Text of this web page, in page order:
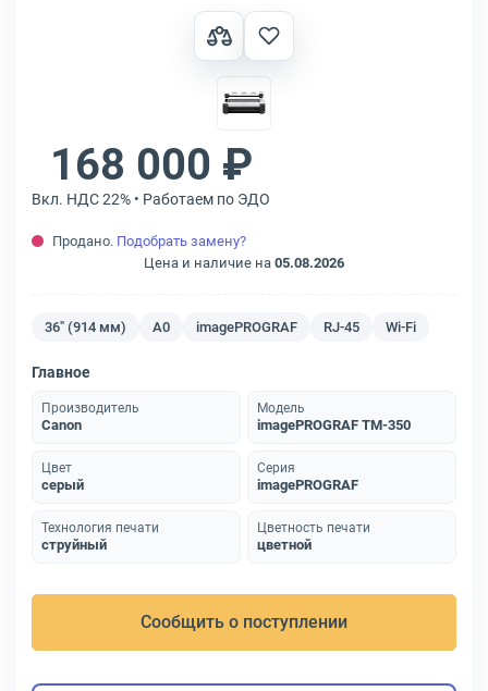
168 000 ₽
Вкл. НДС 22% • Работаем по ЭДО
Продано. Подобрать замену?
Цена и наличие на 05.08.2026
36" (914 мм) A0 imagePROGRAF RJ-45 Wi-Fi
Главное
Производитель
Canon
Модель
imagePROGRAF TM-350
Цвет
серый
Серия
imagePROGRAF
Технология печати
струйный
Цветность печати
цветной
Сообщить о поступлении